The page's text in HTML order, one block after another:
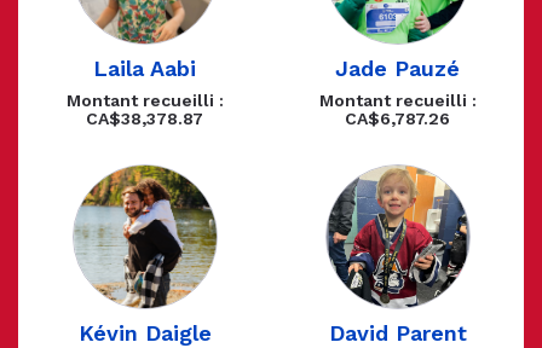
Laila Aabi
Montant recueilli :
CA$38,378.87
Jade Pauzé
Montant recueilli :
CA$6,787.26
Kévin Daigle David Parent